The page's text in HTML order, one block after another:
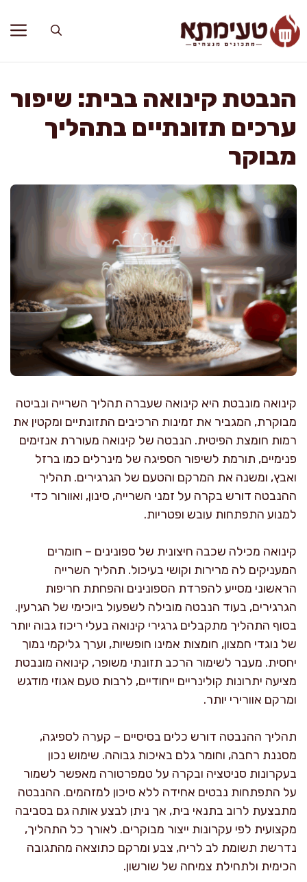
לתוכן
הנבטת קינואה בבית: שיפור
ערכים תזונתיים בתהליך
מבוקר
קינואה מונבטת היא קינואה שעברה תהליך השרייה ונביטה
מבוקרת, המגביר את זמינות הרכיבים התזונתיים ומקטין את
רמות חומצת הפיטית. הנבטה של קינואה מעוררת אנזימים
פנימיים, תורמת לשיפור הספיגה של מינרלים כמו ברזל
ואבץ, ומשנה את המרקם והטעם של הגרגירים. תהליך
ההנבטה דורש בקרה על זמני השרייה, סינון, ואוורור כדי
למנוע התפתחות עובש ופטריות.
קינואה מכילה שכבה חיצונית של ספונינים – חומרים
המעניקים לה מרירות וקושי בעיכול. תהליך השרייה
הראשוני מסייע להפרדת הספונינים והפחתת חריפות
הגרגירים, בעוד הנבטה מובילה לשפעול ביוכימי של הגרעין.
בסוף התהליך מתקבלים גרגירי קינואה בעלי ריכוז גבוה יותר
של נוגדי חמצון, חומצות אמינו חופשיות, וערך גליקמי נמוך
יחסית. מעבר לשימור הרכב תזונתי משופר, קינואה מונבטת
מציעה יתרונות קולינריים ייחודיים, לרבות טעם אגוזי מודגש
ומרקם אוורירי יותר.
תהליך ההנבטה דורש כלים בסיסיים – קערה לספיגה,
מסננת רחבה, וחומר גלם באיכות גבוהה. שימוש נכון
בעקרונות סניטציה ובקרה על טמפרטורה מאפשר לשמור
על התפתחות נבטים אחידה ללא סיכון למזהמים. ההנבטה
מתבצעת לרוב בתנאי בית, אך ניתן לבצע אותה גם בסביבה
מקצועית לפי עקרונות ייצור מבוקרים. לאורך כל התהליך,
נדרשת תשומת לב לריח, צבע ומרקם כתוצאה מהתגובה
הכימית ולתחילת צמיחה של שורשון.